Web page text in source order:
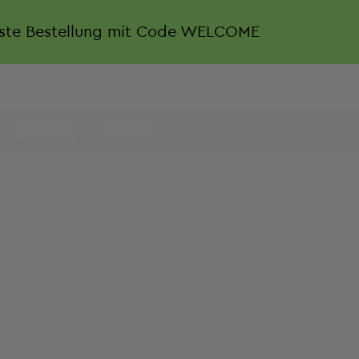
Bestellung mit Code WELCOME